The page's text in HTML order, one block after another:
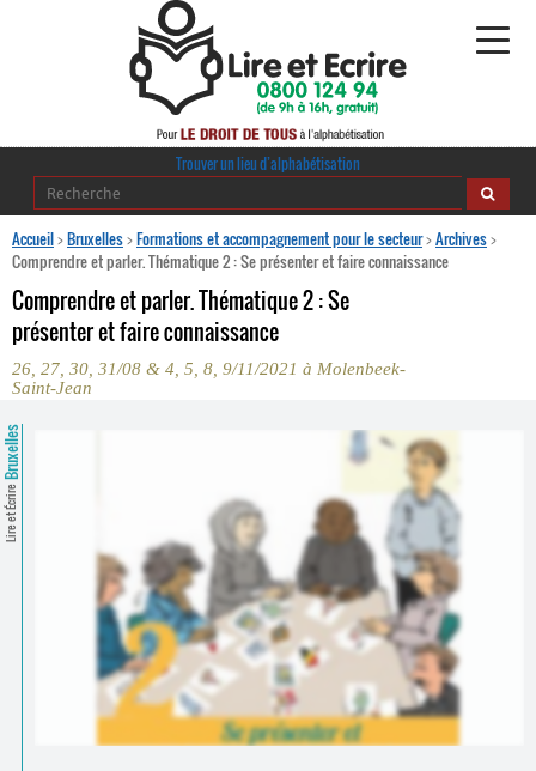
Alphabétisation
·
Comprendre et parler
Bienvenue en Belgique
Espace presse
Contacts
Trouver un lieu d’alphabétisation
Trouver un lieu d’alphabétisation
Accueil>Bruxelles>Formations et accompagnement pour le secteur>Archives>
Comprendre et parler. Thématique 2 : Se présenter et faire connaissance
Comprendre et parler. Thématique 2 : Se
présenter et faire connaissance
26, 27, 30, 31/08 & 4, 5, 8, 9/11/2021 à Molenbeek-
Saint-Jean
Lire et Écrire
Bruxelles